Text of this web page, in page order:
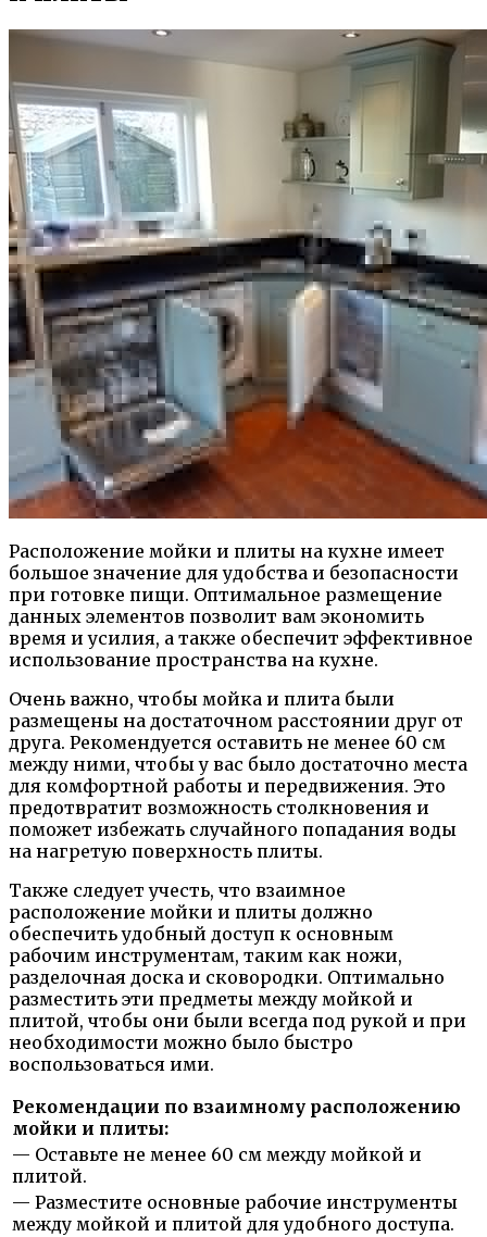
Расположение мойки и плиты на кухне имеет
большое значение для удобства и безопасности
при готовке пищи. Оптимальное размещение
данных элементов позволит вам экономить
время и усилия, а также обеспечит эффективное
использование пространства на кухне.
Очень важно, чтобы мойка и плита были
размещены на достаточном расстоянии друг от
друга. Рекомендуется оставить не менее 60 см
между ними, чтобы у вас было достаточно места
для комфортной работы и передвижения. Это
предотвратит возможность столкновения и
поможет избежать случайного попадания воды
на нагретую поверхность плиты.
Также следует учесть, что взаимное
расположение мойки и плиты должно
обеспечить удобный доступ к основным
рабочим инструментам, таким как ножи,
разделочная доска и сковородки. Оптимально
разместить эти предметы между мойкой и
плитой, чтобы они были всегда под рукой и при
необходимости можно было быстро
воспользоваться ими.
Рекомендации по взаимному расположению
мойки и плиты:
— Оставьте не менее 60 см между мойкой и
плитой.
— Разместите основные рабочие инструменты
между мойкой и плитой для удобного доступа.